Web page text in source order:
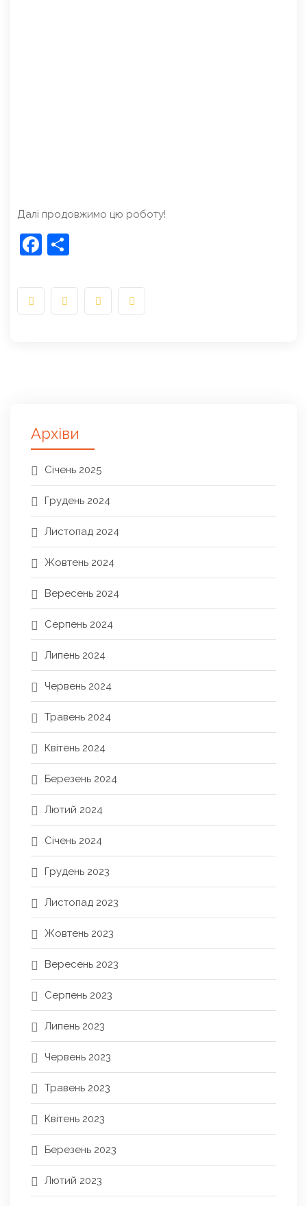
Далі продовжимо цю роботу!
Facebook
Архіви
Січень 2025
Грудень 2024
Листопад 2024
Жовтень 2024
Вересень 2024
Серпень 2024
Липень 2024
Червень 2024
Травень 2024
Квітень 2024
Березень 2024
Лютий 2024
Січень 2024
Грудень 2023
Листопад 2023
Жовтень 2023
Вересень 2023
Серпень 2023
Липень 2023
Червень 2023
Травень 2023
Квітень 2023
Березень 2023
Лютий 2023